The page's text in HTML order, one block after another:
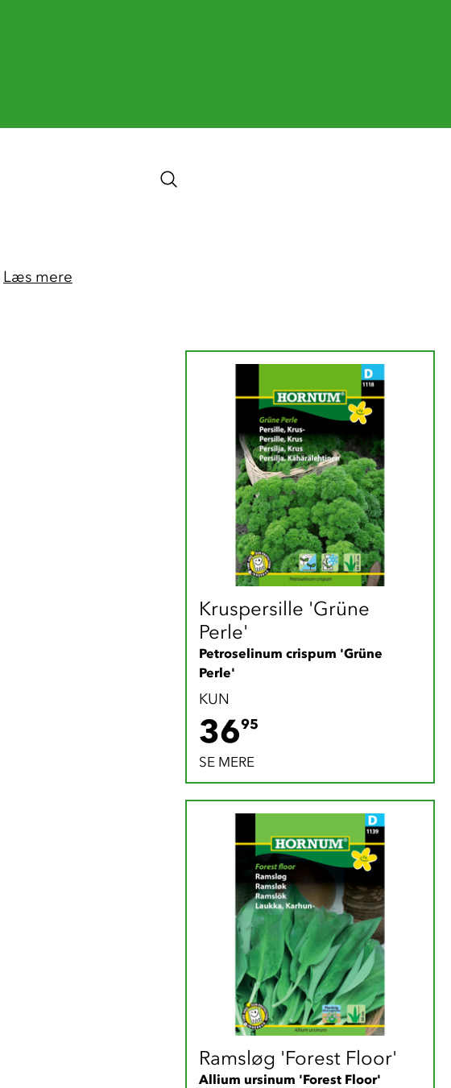
Læs mere
Kruspersille 'Grüne
Perle'
Petroselinum crispum 'Grüne
Perle'
KUN
3695
SE MERE
Ramsløg 'Forest Floor'
Allium ursinum 'Forest Floor'